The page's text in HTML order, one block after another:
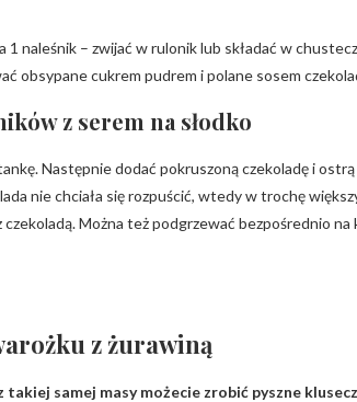
1 naleśnik – zwijać w rulonik lub składać w
obsypane cukrem pudrem i polane sosem
z serem na słodko
Następnie dodać pokruszoną czekoladę i ostrą
nie chciała się rozpuścić, wtedy w trochę
Można też podgrzewać bezpośrednio na
z żurawiną
samej masy możecie zrobić pyszne